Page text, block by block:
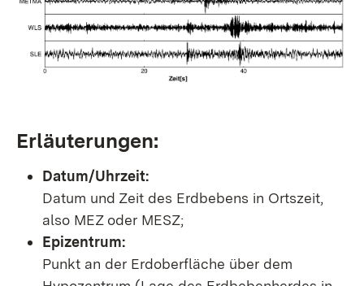
Erläuterungen:
Datum/Uhrzeit:
Datum und Zeit des Erdbebens in Ortszeit,
also MEZ oder MESZ;
Epizentrum:
Punkt an der Erdoberfläche über dem